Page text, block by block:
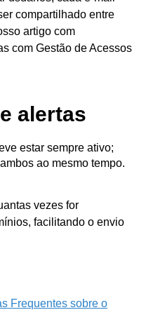
compartilhado entre
artigo com
com Gestão de Acessos
alertas
estar sempre ativo;
ao mesmo tempo.
vezes for
facilitando o envio
Frequentes sobre o